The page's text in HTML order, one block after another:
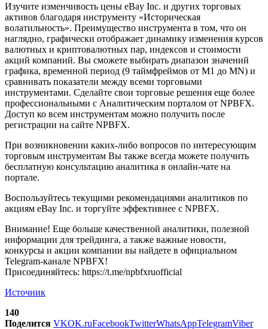
Изучите изменчивость цены eBay Inc. и других торговых
активов благодаря инструменту «Историческая
волатильность». Преимущество инструмента в том, что он
наглядно, графически отображает динамику изменения курсов
валютных и криптовалютных пар, индексов и стоимости
акций компаний. Вы сможете выбирать диапазон значений
графика, временной период (9 таймфреймов от М1 до MN) и
сравнивать показатели между всеми торговыми
инструментами. Сделайте свои торговые решения еще более
профессиональными с Аналитическим порталом от NPBFX.
Доступ ко всем инструментам можно получить после
регистрации на сайте NPBFX.
При возникновении каких-либо вопросов по интересующим
торговым инструментам Вы также всегда можете получить
бесплатную консультацию аналитика в онлайн-чате на
портале.
Воспользуйтесь текущими рекомендациями аналитиков по
акциям eBay Inc. и торгуйте эффективнее с NPBFX.
Внимание! Еще больше качественной аналитики, полезной
информации для трейдинга, а также важные новости,
конкурсы и акции компании вы найдете в официальном
Telegram-канале NPBFX!
Присоединяйтесь: https://t.me/npbfxruofficial
Источник
140
Поделится VKOK.ruFacebookTwitterWhatsAppTelegramViber